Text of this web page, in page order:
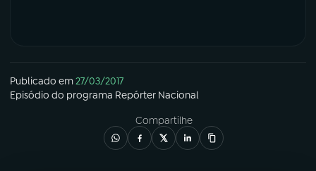
Publicado em27/03/2017
Episódio do programa Repórter Nacional
Compartilhe